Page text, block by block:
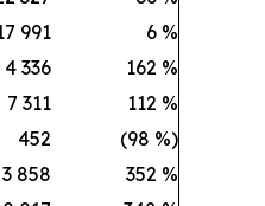
991
6 %
162 %
7 311
112 %
(98 %)
352 %